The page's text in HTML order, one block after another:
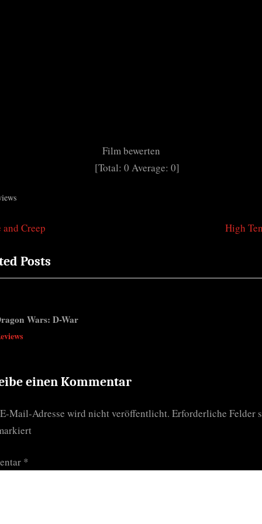
Film bewerten
[Total: 0 Average: 0]
Creep
N
t
High
Posts
Wars: D-War
einen Kommentar
Mail-Adresse wird nicht veröffentlicht. Erforderliche Felder
*